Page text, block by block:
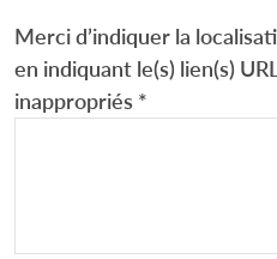
Merci d’indiquer la
en indiquant le(s) lien(s)
inappropriés *